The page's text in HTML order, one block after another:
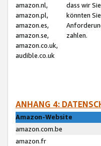
amazon.nl,
amazon.pl,
amazon.es,
amazon.se,
amazon.co.uk,
audible.co.uk
dass wir
könnten
zahlen.
ANHANG 4:
Amazon-Website
amazon.com.be
amazon.fr